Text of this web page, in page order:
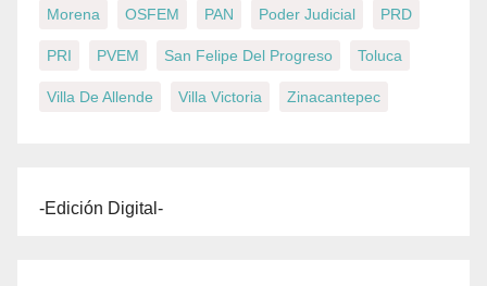
Morena OSFEM PAN Poder Judicial PRD
PRI PVEM San Felipe Del Progreso Toluca
Villa De Allende Villa Victoria Zinacantepec
-Edición Digital-